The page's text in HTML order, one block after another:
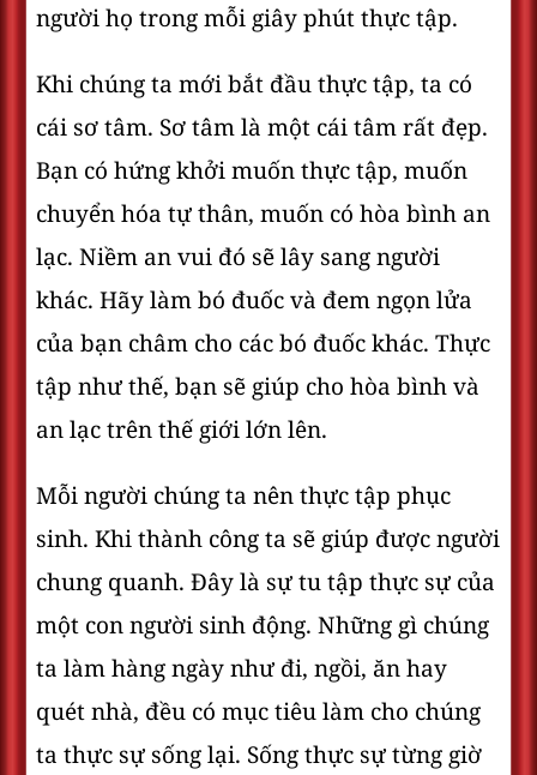
người họ trong mỗi giây phút thực tập.
Khi chúng ta mới bắt đầu thực tập, ta có
cái sơ tâm. Sơ tâm là một cái tâm rất đẹp.
Bạn có hứng khởi muốn thực tập, muốn
chuyển hóa tự thân, muốn có hòa bình an
lạc. Niềm an vui đó sẽ lây sang người
khác. Hãy làm bó đuốc và đem ngọn lửa
của bạn châm cho các bó đuốc khác. Thực
tập như thế, bạn sẽ giúp cho hòa bình và
an lạc trên thế giới lớn lên.
Mỗi người chúng ta nên thực tập phục
sinh. Khi thành công ta sẽ giúp được người
chung quanh. Đây là sự tu tập thực sự của
một con người sinh động. Những gì chúng
ta làm hàng ngày như đi, ngồi, ăn hay
quét nhà, đều có mục tiêu làm cho chúng
ta thực sự sống lại. Sống thực sự từng giờ